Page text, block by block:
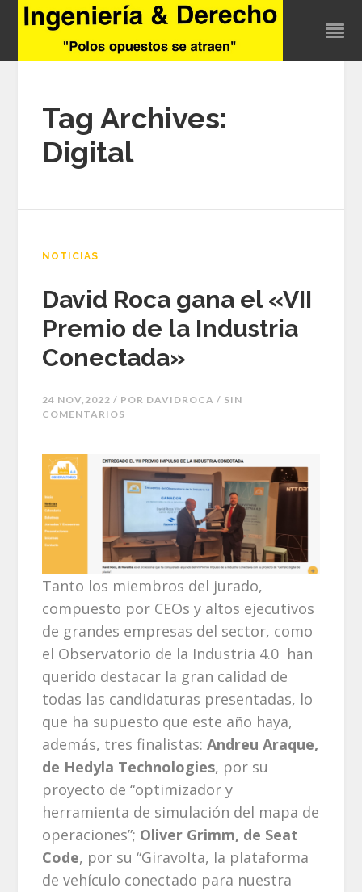
Tag Archives:
Digital
NOTICIAS
David Roca gana el «VII
Premio de la Industria
Conectada»
24 NOV,2022 / POR DAVIDROCA / SIN
COMENTARIOS
Tanto los miembros del jurado,
compuesto por CEOs y altos ejecutivos
de grandes empresas del sector, como
el Observatorio de la Industria 4.0 han
querido destacar la gran calidad de
todas las candidaturas presentadas, lo
que ha supuesto que este año haya,
además, tres finalistas:Andreu Araque,
de Hedyla Technologies, por su
proyecto de “optimizador y
herramienta de simulación del mapa de
operaciones”; Oliver Grimm, de Seat
Code, por su “Giravolta, la plataforma
de vehículo conectado para nuestra